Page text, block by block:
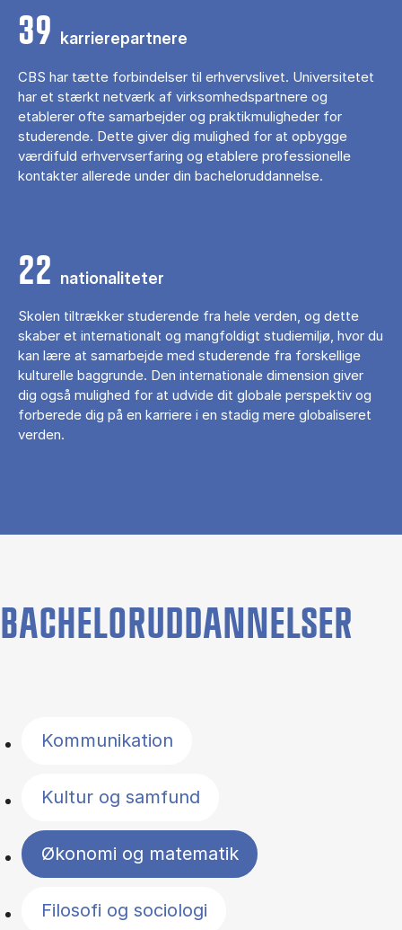
39 karrierepartnere
CBS har tætte forbindelser til erhvervslivet. Universitetet
har et stærkt netværk af virksomhedspartnere og
etablerer ofte samarbejder og praktikmuligheder for
studerende. Dette giver dig mulighed for at opbygge
værdifuld erhvervserfaring og etablere professionelle
kontakter allerede under din bacheloruddannelse.
22 nationaliteter
Skolen tiltrækker studerende fra hele verden, og dette
skaber et internationalt og mangfoldigt studiemiljø, hvor du
kan lære at samarbejde med studerende fra forskellige
kulturelle baggrunde. Den internationale dimension giver
dig også mulighed for at udvide dit globale perspektiv og
forberede dig på en karriere i en stadig mere globaliseret
verden.
BACHELORUDDANNELSER
Kommunikation
Kultur og samfund
Økonomi og matematik
Filosofi og sociologi